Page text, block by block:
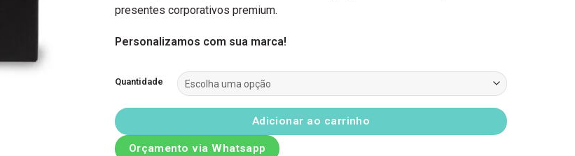
presentes corporativos premium.
Personalizamos com sua marca!
Quantidade
Adicionar ao carrinho
Orçamento via Whatsapp